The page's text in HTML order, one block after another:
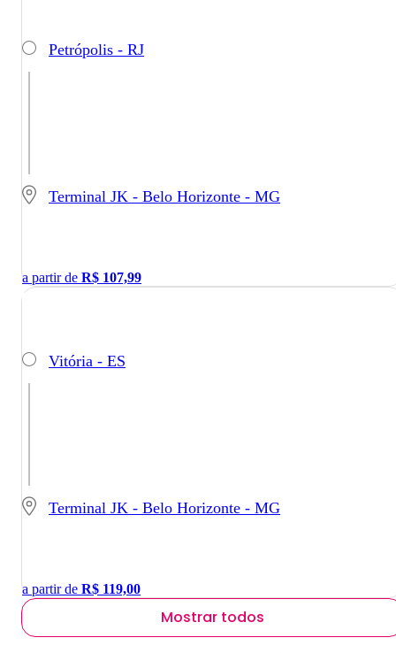
Petrópolis - RJ
Terminal JK - Belo Horizonte - MG
a partir de R$ 107,99
Vitória - ES
Terminal JK - Belo Horizonte - MG
a partir de R$ 119,00
Mostrar todos